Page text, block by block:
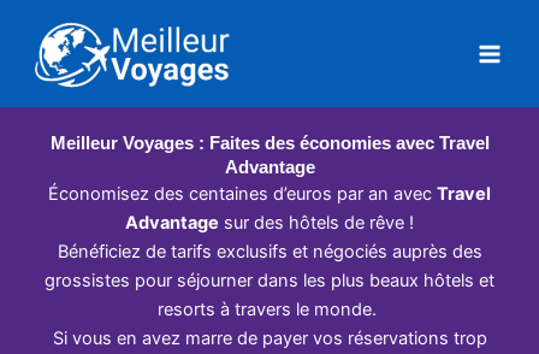
contenu
Meilleur Voyages : Faites des économies avec Travel
Advantage
Économisez des centaines d’euros par an avec Travel
Advantage sur des hôtels de rêve !
Bénéficiez de tarifs exclusifs et négociés auprès des
grossistes pour séjourner dans les plus beaux hôtels et
resorts à travers le monde.
Si vous en avez marre de payer vos réservations trop